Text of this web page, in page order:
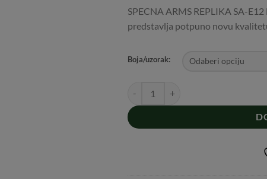
SPECNA ARMS REPLIKA SA-
predstavlja potpuno novu
Boja/uzorak: